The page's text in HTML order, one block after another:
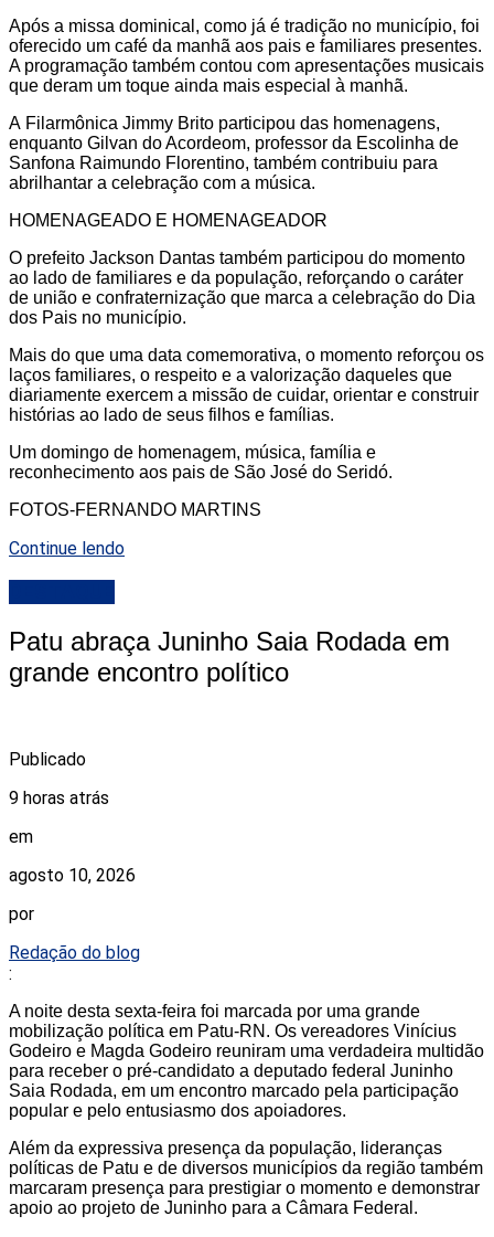
Após a missa dominical , como já é tradição no município, foi
oferecido um café da manhã aos pais e familiares presentes.
A programação também contou com apresentações musicais
que deram um toque ainda mais especial à manhã.
A Filarmônica Jimmy Brito participou das homenagens,
enquanto Gilvan do Acordeom, professor da Escolinha de
Sanfona Raimundo Florentino, também contribuiu para
abrilhantar a celebração com a música.
HOMENAGEADO E HOMENAGEADOR
O prefeito Jackson Dantas também participou do momento
ao lado de familiares e da população, reforçando o caráter
de união e confraternização que marca a celebração do Dia
dos Pais no município.
Mais do que uma data comemorativa, o momento reforçou os
laços familiares, o respeito e a valorização daqueles que
diariamente exercem a missão de cuidar, orientar e construir
histórias ao lado de seus filhos e famílias.
Um domingo de homenagem, música, família e
reconhecimento aos pais de São José do Seridó.
FOTOS-FERNANDO MARTINS
Continue lendo
Patu abraça Juninho Saia Rodada em
grande encontro político
Publicado
9 horas atrás
em
agosto 10, 2026
por
Redação do blog
:
A noite desta sexta-feira foi marcada por uma grande
mobilização política em Patu-RN. Os vereadores Vinícius
Godeiro e Magda Godeiro reuniram uma verdadeira multidão
para receber o pré-candidato a deputado federal Juninho
Saia Rodada, em um encontro marcado pela participação
popular e pelo entusiasmo dos apoiadores.
Além da expressiva presença da população, lideranças
políticas de Patu e de diversos municípios da região também
marcaram presença para prestigiar o momento e demonstrar
apoio ao projeto de Juninho para a Câmara Federal.